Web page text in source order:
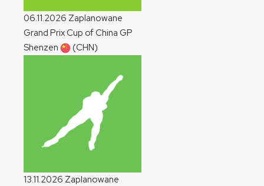
06.11.2026 Zaplanowane
Grand Prix Cup of China GP
Shenzen
(CHN)
13.11.2026 Zaplanowane